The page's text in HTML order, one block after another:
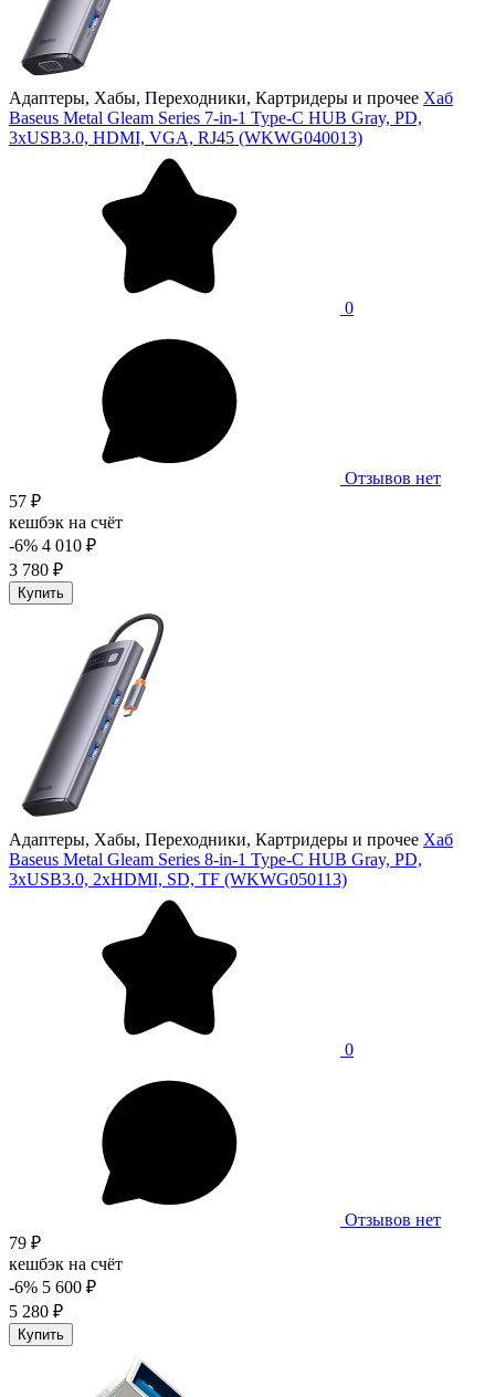
Адаптеры, Хабы, Переходники, Картридеры и прочее Хаб
Baseus Metal Gleam Series 7-in-1 Type-C HUB Gray, PD,
3xUSB3.0, HDMI, VGA, RJ45 (WKWG040013)
0
Отзывов нет
57 ₽
кешбэк на счёт
-6% 4 010 ₽
3 780 ₽
Купить
Адаптеры, Хабы, Переходники, Картридеры и прочее Хаб
Baseus Metal Gleam Series 8-in-1 Type-C HUB Gray, PD,
3xUSB3.0, 2хHDMI, SD, TF (WKWG050113)
0
Отзывов нет
79 ₽
кешбэк на счёт
-6% 5 600 ₽
5 280 ₽
Купить